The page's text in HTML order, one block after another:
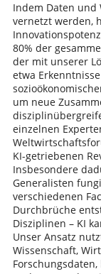
Indem Daten und
vernetzt werden,
80% der
der mit unserer
etwa
um neue
einzelnen
KI-getriebenen
Insbesondere
Generalisten
verschiedenen
Durchbrüche
Disziplinen – KI
Unser Ansatz
Wissenschaft,